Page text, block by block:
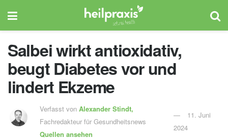
Salbei wirkt antioxidativ,
beugt Diabetes vor und
lindert Ekzeme
Verfasst von Alexander Stindt,
Fachredakteur für Gesundheitsnews
Quellen ansehen
11. Juni
2024